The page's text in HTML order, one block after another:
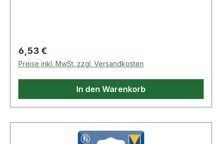
dem Batteriegesetz (BattG) verpflichtet, Sie auf
Folgendes hinzuweisen: Das Symbol des
durchgestrichen
Regulärer Preis:
6,53 €
Preise inkl. MwSt. zzgl. Versandkosten
In den Warenkorb